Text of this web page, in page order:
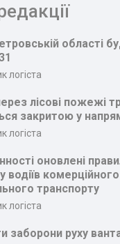
області
логіста
лісові пожежі
закритою у
логіста
оновлені
водіїв комерційного
транспорту
логіста
заборони руху